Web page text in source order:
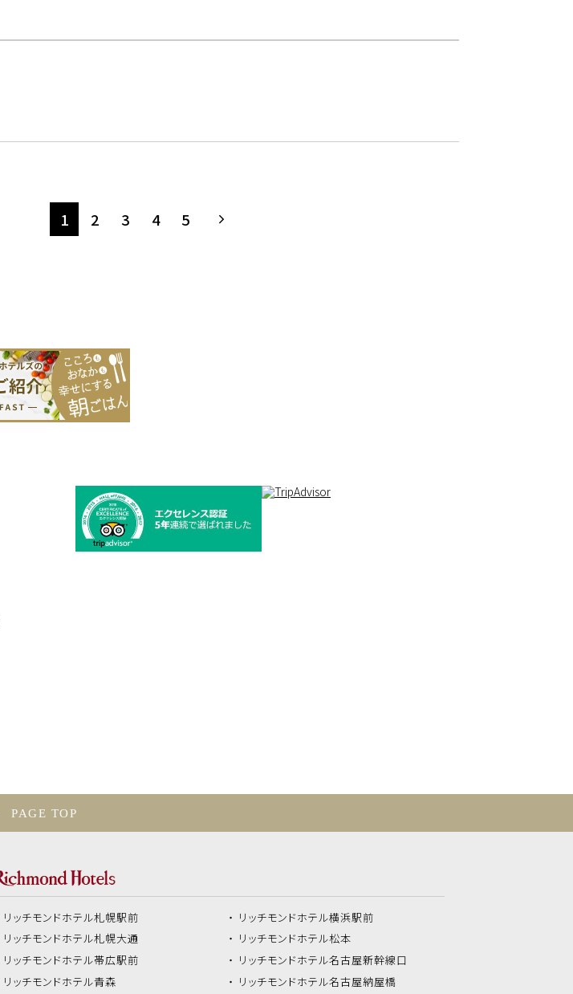
1 2 3 4 5
PAGE TOP
リッチモンドホテル札幌駅前
リッチモンドホテル札幌大通
リッチモンドホテル帯広駅前
リッチモンドホテル青森
リッチモンドホテル横浜駅前
リッチモンドホテル松本
リッチモンドホテル名古屋新幹線口
リッチモンドホテル名古屋納屋橋